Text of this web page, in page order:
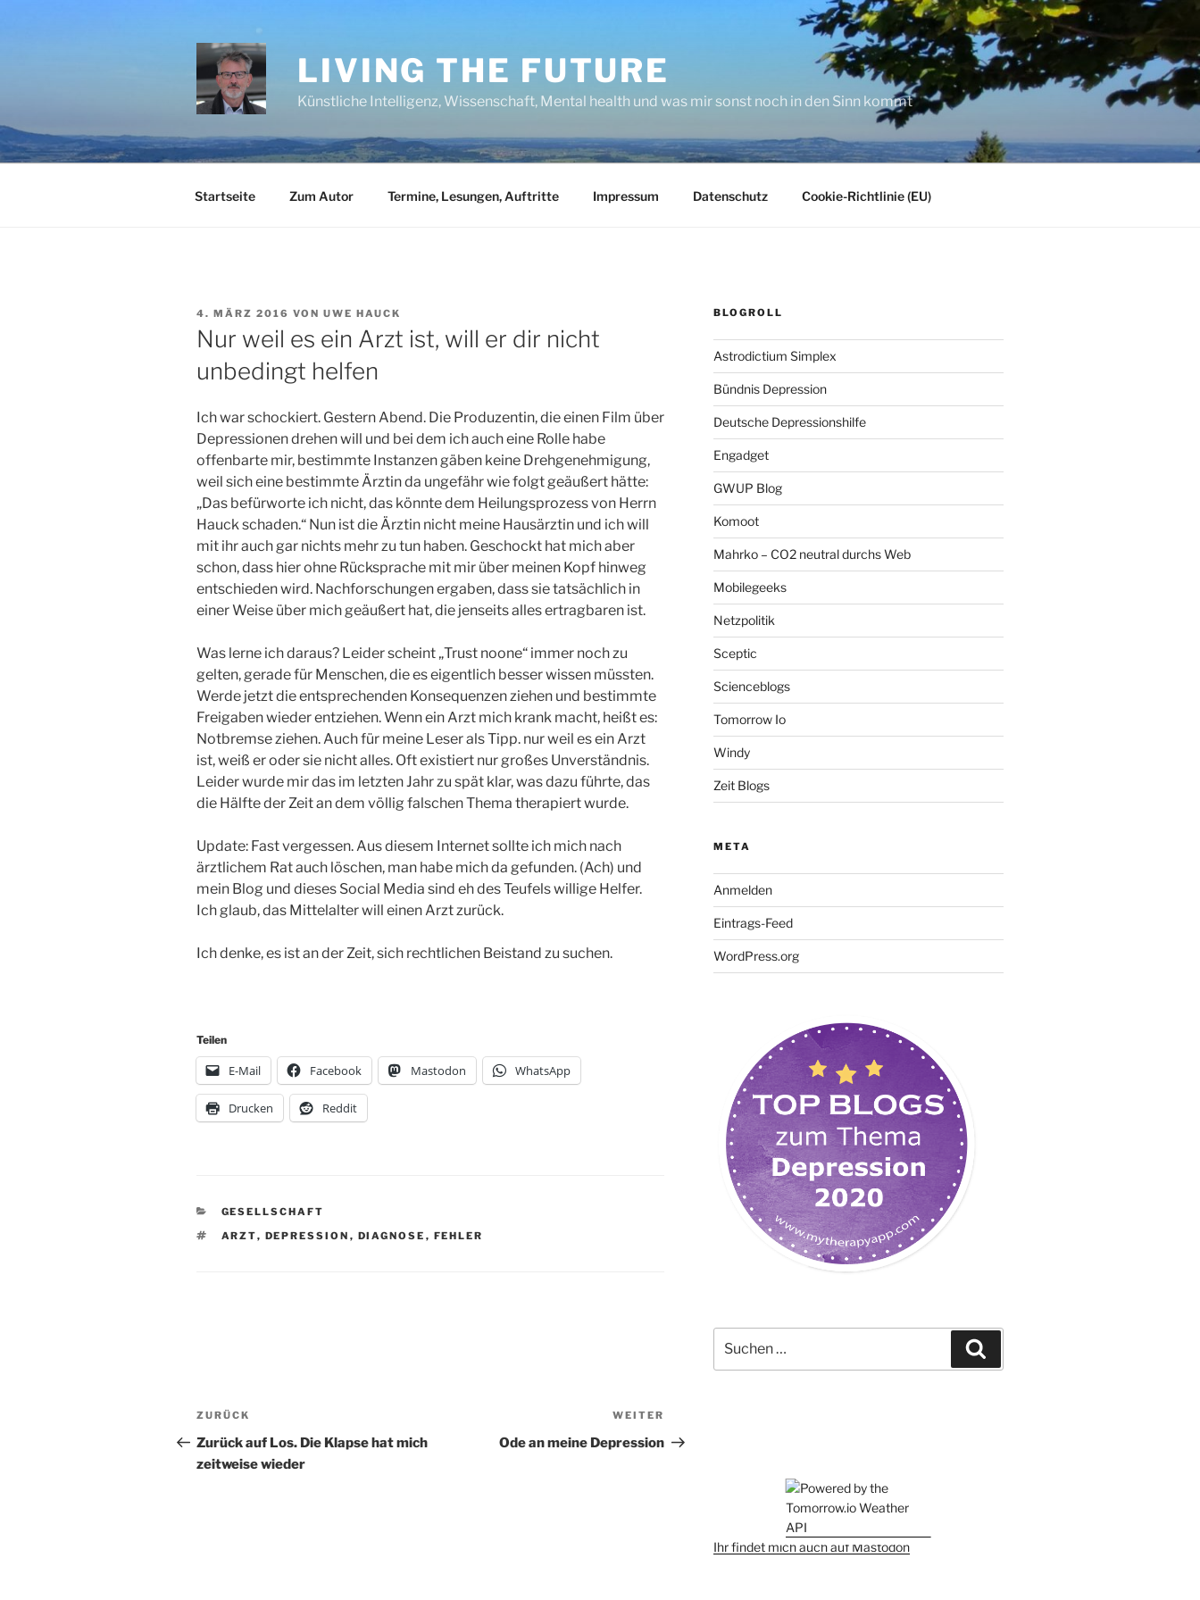
LIVING THE FUTURE
Künstliche Intelligenz, Wissenschaft, Mental health und was mir sonst noch in den Sinn kommt
Startseite Zum Autor Termine, Lesungen, Auftritte Impressum Datenschutz Cookie-Richtlinie (EU)
VERÖFFENTLICHT
AM
4. MÄRZ 2016 VON UWE HAUCK
Nur weil es ein Arzt ist, will er dir nicht
unbedingt helfen
Ich war schockiert. Gestern Abend. Die Produzentin, die einen Film über
Depressionen drehen will und bei dem ich auch eine Rolle habe
offenbarte mir, bestimmte Instanzen gäben keine Drehgenehmigung,
weil sich eine bestimmte Ärztin da ungefähr wie folgt geäußert hätte:
„Das befürworte ich nicht, das könnte dem Heilungsprozess von Herrn
Hauck schaden.“ Nun ist die Ärztin nicht meine Hausärztin und ich will
mit ihr auch gar nichts mehr zu tun haben. Geschockt hat mich aber
schon, dass hier ohne Rücksprache mit mir über meinen Kopf hinweg
entschieden wird. Nachforschungen ergaben, dass sie tatsächlich in
einer Weise über mich geäußert hat, die jenseits alles ertragbaren ist.
Was lerne ich daraus? Leider scheint „Trust noone“ immer noch zu
gelten, gerade für Menschen, die es eigentlich besser wissen müssten.
Werde jetzt die entsprechenden Konsequenzen ziehen und bestimmte
Freigaben wieder entziehen. Wenn ein Arzt mich krank macht, heißt es:
Notbremse ziehen. Auch für meine Leser als Tipp. nur weil es ein Arzt
ist, weiß er oder sie nicht alles. Oft existiert nur großes Unverständnis.
Leider wurde mir das im letzten Jahr zu spät klar, was dazu führte, das
die Hälfte der Zeit an dem völlig falschen Thema therapiert wurde.
Update: Fast vergessen. Aus diesem Internet sollte ich mich nach
ärztlichem Rat auch löschen, man habe mich da gefunden. (Ach) und
mein Blog und dieses Social Media sind eh des Teufels willige Helfer.
Ich glaub, das Mittelalter will einen Arzt zurück.
Ich denke, es ist an der Zeit, sich rechtlichen Beistand zu suchen.
Teilen
E-Mail Facebook Mastodon WhatsApp
Drucken Reddit
KATEGORIEN
GESELLSCHAFT
SCHLAGWÖRTER
ARZT, DEPRESSION , DIAGNOSE , FEHLER
Beitragsnavigation
Vorheriger
Beitrag
ZURÜCK
Zurück auf Los. Die Klapse hat mich
zeitweise wieder
Beitrag
WEITER
Ode an meine Depression
BLOGROLL
Astrodictium Simplex
Bündnis Depression
Deutsche Depressionshilfe
Engadget
GWUP Blog
Komoot
Mahrko – CO2 neutral durchs Web
Mobilegeeks
Netzpolitik
Sceptic
Scienceblogs
Tomorrow Io
Windy
Zeit Blogs
META
Anmelden
Eintrags-Feed
WordPress.org
nach:
Ihr findet mich auch auf Mastodon